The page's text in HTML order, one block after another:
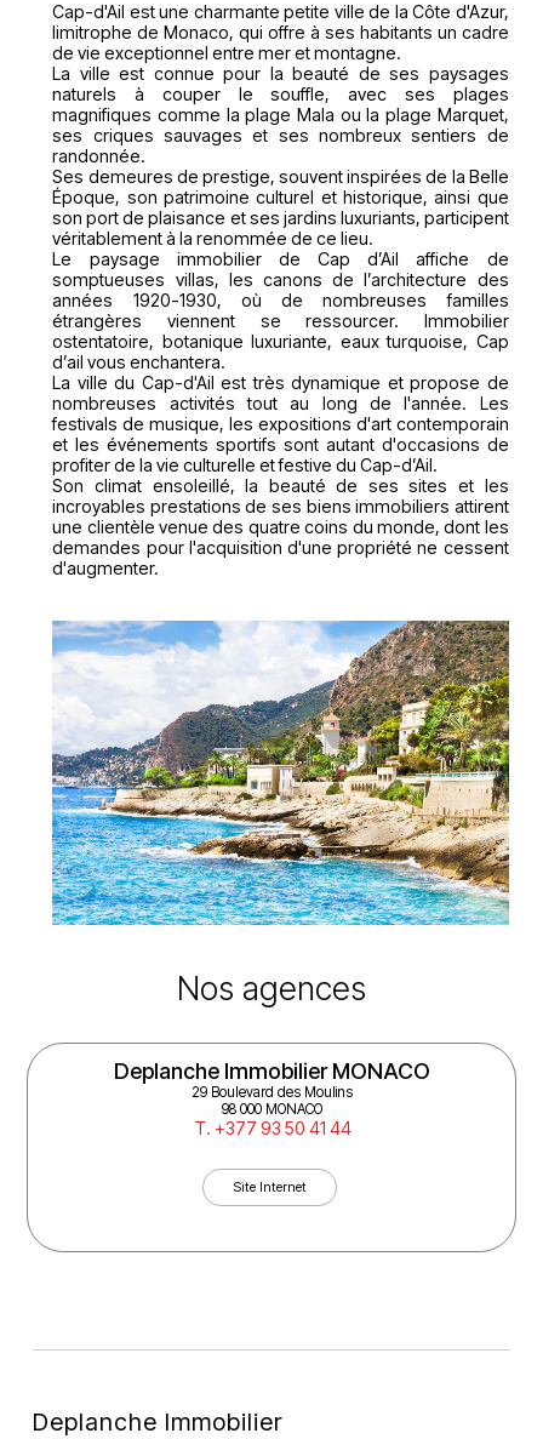
Cap-d'Ail est une charmante petite ville de la Côte d'Azur,
limitrophe de Monaco, qui offre à ses habitants un cadre
de vie exceptionnel entre mer et montagne.
La ville est connue pour la beauté de ses paysages
naturels à couper le souffle, avec ses plages
magnifiques comme la plage Mala ou la plage Marquet,
ses criques sauvages et ses nombreux sentiers de
randonnée.
Ses demeures de prestige, souvent inspirées de la Belle
Époque, son patrimoine culturel et historique, ainsi que
son port de plaisance et ses jardins luxuriants, participent
véritablement à la renommée de ce lieu.
Le paysage immobilier de Cap d’Ail affiche de
somptueuses villas, les canons de l’architecture des
années 1920-1930, où de nombreuses familles
étrangères viennent se ressourcer. Immobilier
ostentatoire, botanique luxuriante, eaux turquoise, Cap
d’ail vous enchantera.
La ville du Cap-d'Ail est très dynamique et propose de
nombreuses activités tout au long de l'année. Les
festivals de musique, les expositions d'art contemporain
et les événements sportifs sont autant d'occasions de
profiter de la vie culturelle et festive du Cap-d’Ail.
Son climat ensoleillé, la beauté de ses sites et les
incroyables prestations de ses biens immobiliers attirent
une clientèle venue des quatre coins du monde, dont les
demandes pour l'acquisition d'une propriété ne cessent
d'augmenter.
Nos agences
Deplanche Immobilier MONACO
29 Boulevard des Moulins
98 000 MONACO
T. +377 93 50 41 44
Site Internet
Deplanche Immobilier